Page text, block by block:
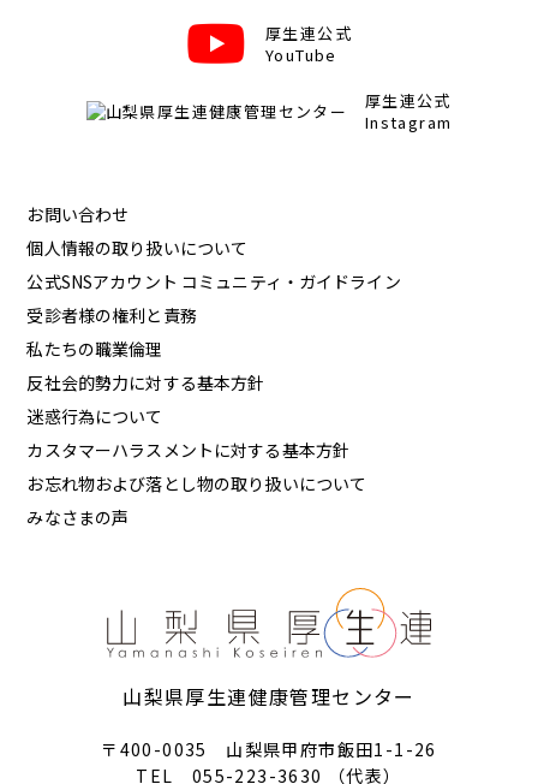
厚生連公式
YouTube
厚生連公式
Instagram
お問い合わせ
個人情報の取り扱いについて
公式SNSアカウント コミュニティ・ガイドライン
受診者様の権利と責務
私たちの職業倫理
反社会的勢力に対する基本方針
迷惑行為について
カスタマーハラスメントに対する基本方針
お忘れ物および落とし物の取り扱いについて
みなさまの声
山梨県厚生連健康管理センター
〒400-0035 山梨県甲府市飯田1-1-26
TEL 055-223-3630 （代表）